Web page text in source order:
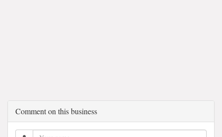
Comment on this business